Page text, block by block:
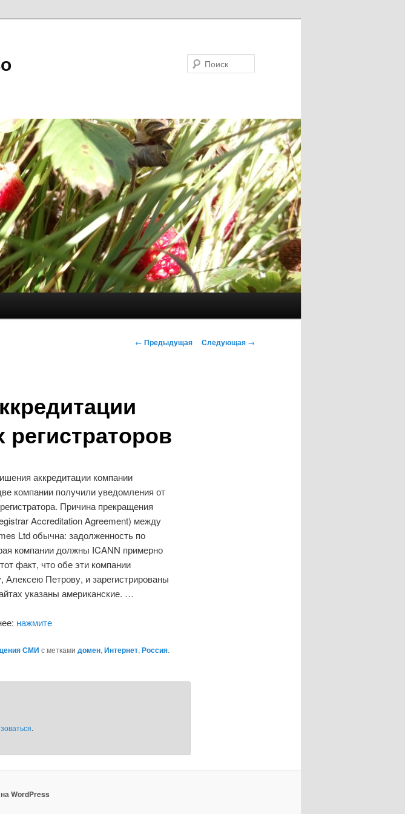
Навигация
← Предыдущая Следующая →
аккредитации компании
компании получили уведомления от
Причина прекращения
Accreditation Agreement) между
Ltd обычна: задолженность по
компании должны ICANN примерно
факт, что обе эти компании
Петрову, и зарегистрированы
указаны американские. …
нажмите
СМИ с метками домен,Интернет,Россия.
.
WordPress